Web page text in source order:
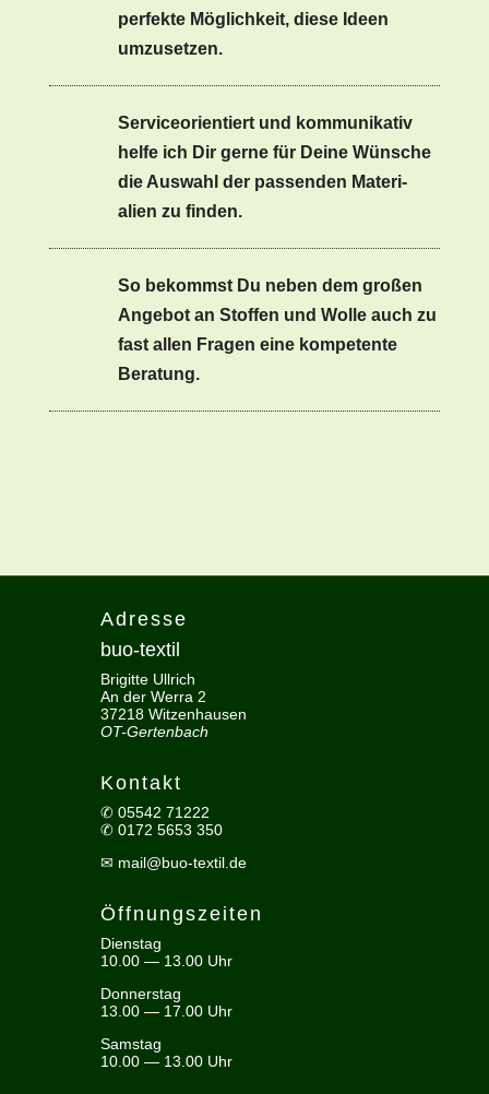
per­fek­te Möglichkeit, diese Ideen
umzuset­zen.
Ser­vice­ori­en­tiert und kom­mu­nika­tiv
helfe ich Dir gerne für Deine Wün­sche
die Auswahl der passenden Mate­ri­
alien zu find­en.
So bekommst Du neben dem großen
Ange­bot an Stof­fen und Wolle auch zu
fast allen Fra­gen eine kom­pe­tente
Beratung.
Adresse
buo-textil
Brigitte Ullrich
An der Werra 2
37218 Witzenhausen
OT-Gertenbach
Kontakt
✆ 05542 71222
✆ 0172 5653 350
✉ mail@buo-textil.de
Öffnungszeiten
Dienstag
10.00 — 13.00 Uhr
Donnerstag
13.00 — 17.00 Uhr
Samstag
10.00 — 13.00 Uhr